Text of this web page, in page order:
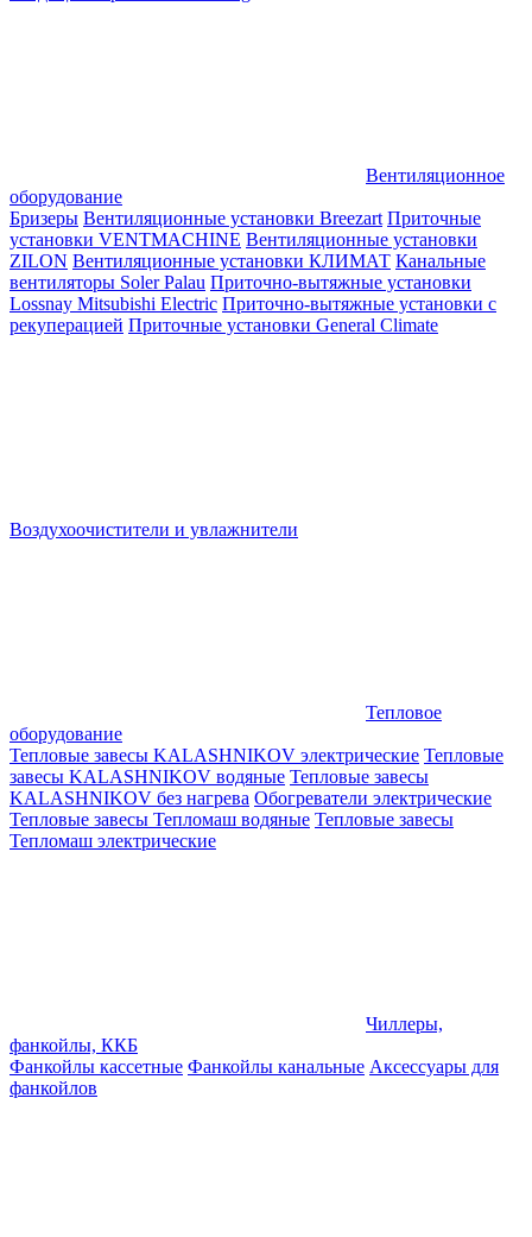
Вентиляционное
оборудование
Бризеры Вентиляционные установки Breezart Приточные
установки VENTMACHINE Вентиляционные установки
ZILON Вентиляционные установки КЛИМАТ Канальные
вентиляторы Soler Palau Приточно-вытяжные установки
Lossnay Mitsubishi Electric Приточно-вытяжные установки с
рекуперацией Приточные установки General Climate
Воздухоочистители и увлажнители
Тепловое
оборудование
Тепловые завесы KALASHNIKOV электрические Тепловые
завесы KALASHNIKOV водяные Тепловые завесы
KALASHNIKOV без нагрева Обогреватели электрические
Тепловые завесы Тепломаш водяные Тепловые завесы
Тепломаш электрические
Чиллеры,
фанкойлы, ККБ
Фанкойлы кассетные Фанкойлы канальные Аксессуары для
фанкойлов